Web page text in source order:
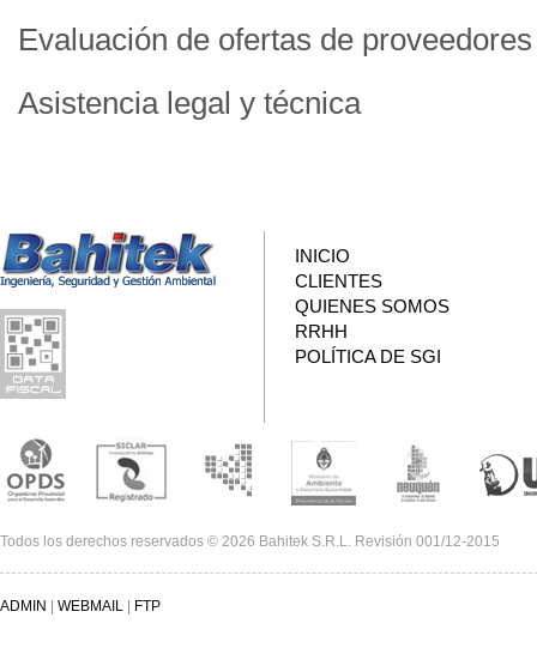
Evaluación de ofertas de
Asistencia legal y técnica
INICIO
CLIENTES
QUIENES SOMOS
RRHH
POLÍTICA DE SGI
Todos los derechos reservados © 2026 Bahitek S.R.L. Revisión 001/12-2015
ADMIN WEBMAIL FTP